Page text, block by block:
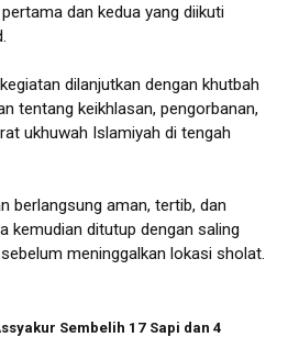
dan kedua yang diikuti
dilanjutkan dengan khutbah
tentang keikhlasan, pengorbanan,
ukhuwah Islamiyah di tengah
berlangsung aman, tertib, dan
kemudian ditutup dengan saling
meninggalkan lokasi sholat.
Sembelih 17 Sapi dan 4